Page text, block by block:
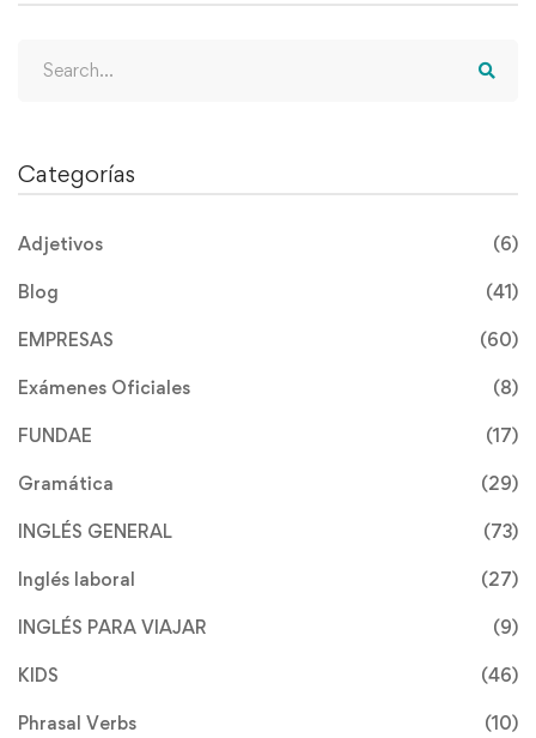
for:
Categorías
Adjetivos (6)
Blog (41)
EMPRESAS (60)
Exámenes Oficiales (8)
FUNDAE (17)
Gramática (29)
INGLÉS GENERAL (73)
Inglés laboral (27)
INGLÉS PARA VIAJAR (9)
KIDS (46)
Phrasal Verbs (10)